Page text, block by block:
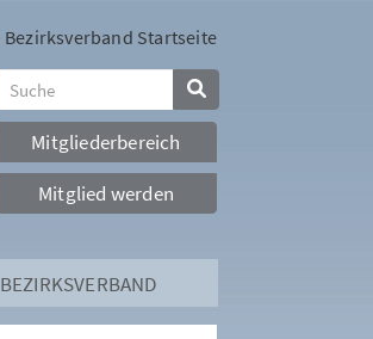
Bezirksverband Startseite
Mitgliederbereich
Mitglied werden
BEZIRKSVERBAND